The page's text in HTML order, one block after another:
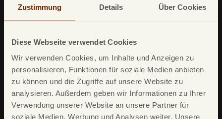
Zustimmung Details Über Cookies
Diese Webseite verwendet Cookies
Wir verwenden Cookies, um Inhalte und Anzeigen zu
personalisieren, Funktionen für soziale Medien anbieten
zu können und die Zugriffe auf unsere Website zu
analysieren. Außerdem geben wir Informationen zu Ihrer
Verwendung unserer Website an unsere Partner für
soziale Medien, Werbung und Analysen weiter. Unsere
Unsere Produkte
TF Bank Tagesgeld
TF Bank Festgeld
TF Bank Ratenkredit
Leistungsumfang